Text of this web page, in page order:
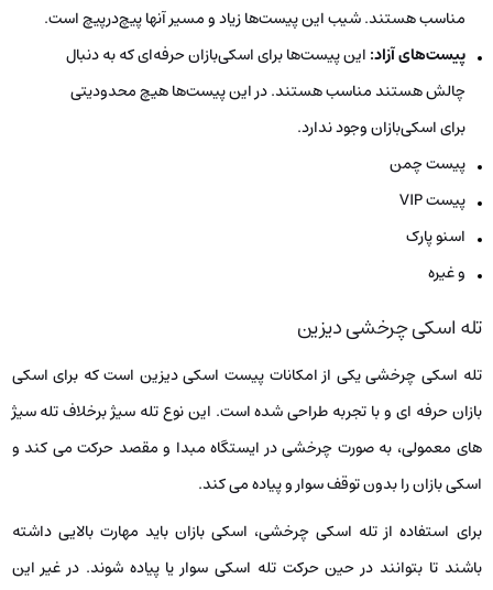
مناسب هستند. شیب این پیست‌ها زیاد و مسیر آنها پیچ‌درپیچ است.
پیست‌های آزاد: این پیست‌ها برای اسکی‌بازان حرفه‌ای که به دنبال
چالش هستند مناسب هستند. در این پیست‌ها هیچ محدودیتی
برای اسکی‌بازان وجود ندارد.
پیست چمن
پیست VIP
اسنو پارک
و غیره
تله اسکی چرخشی دیزین
تله اسکی چرخشی یکی از امکانات پیست اسکی دیزین است که برای اسکی
بازان حرفه ای و با تجربه طراحی شده است. این نوع تله سیژ برخلاف تله سیژ
های معمولی، به صورت چرخشی در ایستگاه مبدا و مقصد حرکت می کند و
اسکی بازان را بدون توقف سوار و پیاده می کند.
برای استفاده از تله اسکی چرخشی، اسکی بازان باید مهارت بالایی داشته
باشند تا بتوانند در حین حرکت تله اسکی سوار یا پیاده شوند. در غیر این